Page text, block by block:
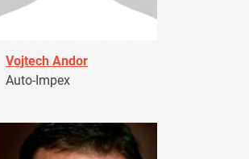
Vojtech Andor
Auto-Impex